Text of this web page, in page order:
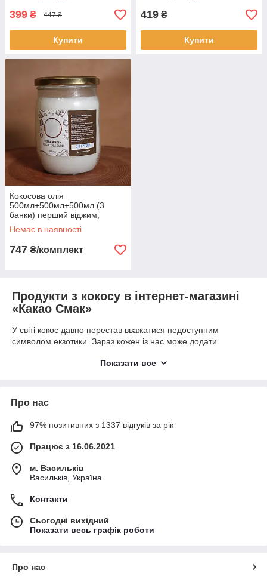
399 ₴ 447 ₴
Купити
419 ₴
Купити
Кокосова олія
500мл+500мл+500мл (3
банки) перший віджим,
нерафінована, натуральна,
extra virgin
Немає в наявності
747 ₴/комплект
Продукти з кокосу в інтернет-магазині
«Какао Смак»
У світі кокос давно перестав вважатися недоступним
символом екзотики. Зараз кожен із нас може додати
купити може кожна людина. І це просто чудово, адже цей
можливість поекспериментувати у приготуванні страв. В
інтернет-магазині «Какао Смак» можна не тільки купити
кокосову стружку, а й безліч інших цікавих продуктів з кокосу,
про які ви, можливо, ще навіть не знали!
Продукти з кокосової пальми
Горіх кокосу має хороший склад – 5 вітамінів групи В, фолієва
кислота, вітаміни С, Е, К, РР, насичені жирні кислоти, кальцій,
яку користь приносить для організму використання цього
та скуштувати відразу кілька різних продуктів з кокосу:
Кокосова олія;
Показати все
Про нас
97% позитивних з 1337 відгуків за рік
Працює з 16.06.2021
м. Васильків
Васильків, Україна
Контакти
Сьогодні вихідний
Показати весь графік роботи
Про нас